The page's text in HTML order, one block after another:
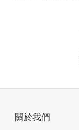
關於我們